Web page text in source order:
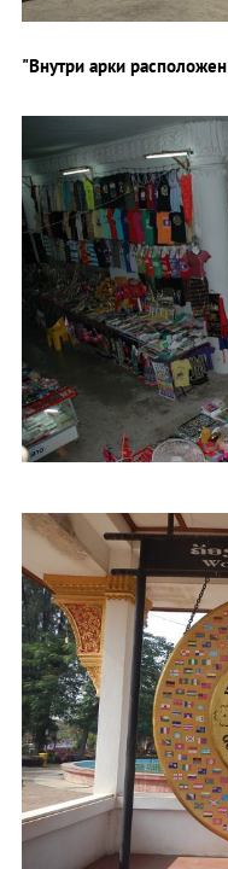
"Внутри арки